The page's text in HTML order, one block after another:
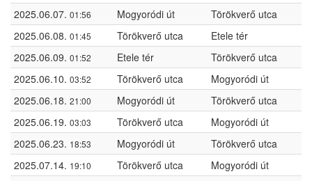
2025.06.07. 01:56 Mogyoródi út
Törökverő utca
2025.06.08. 01:45 Törökverő utca
Etele tér
2025.06.09. 01:52 Etele tér
Törökverő utca
2025.06.10. 03:52 Törökverő utca
Mogyoródi út
2025.06.18. 21:00 Mogyoródi út
Törökverő utca
2025.06.19. 03:03 Törökverő utca
Mogyoródi út
2025.06.23. 18:53 Mogyoródi út
Törökverő utca
2025.07.14. 19:10 Törökverő utca
Mogyoródi út